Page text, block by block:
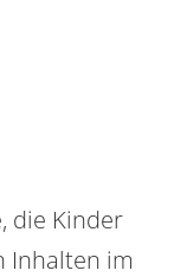
die Kinder
Inhalten im